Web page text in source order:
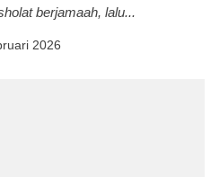
berjamaah, lalu...
2026